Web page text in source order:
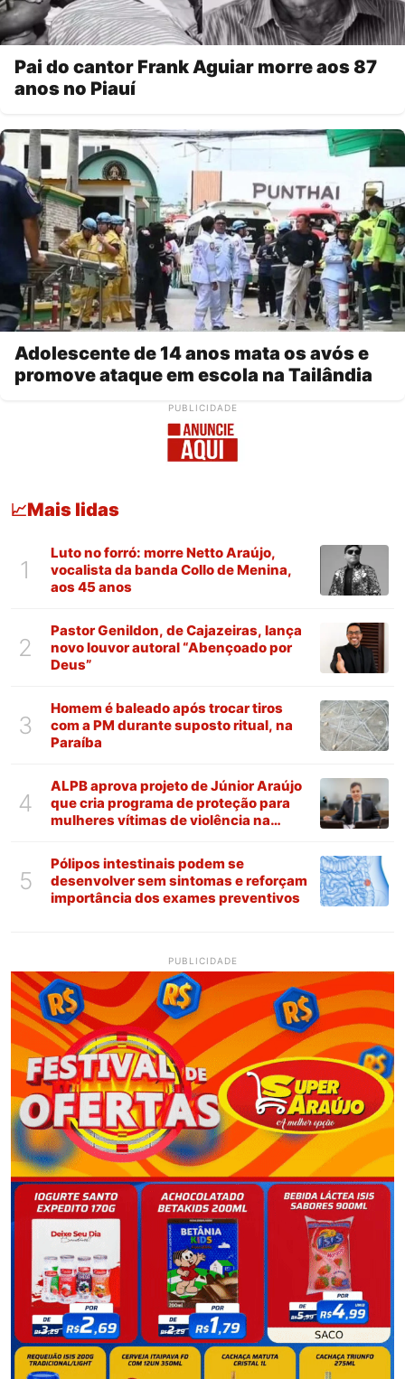
Pai do cantor Frank Aguiar morre aos 87
anos no Piauí
Adolescente de 14 anos mata os avós e
promove ataque em escola na Tailândia
PUBLICIDADE
📈Mais lidas
1
Luto no forró: morre Netto Araújo,
vocalista da banda Collo de Menina,
aos 45 anos
2
Pastor Genildon, de Cajazeiras, lança
novo louvor autoral “Abençoado por
Deus”
3
Homem é baleado após trocar tiros
com a PM durante suposto ritual, na
Paraíba
4
ALPB aprova projeto de Júnior Araújo
que cria programa de proteção para
mulheres vítimas de violência na
5
Pólipos intestinais podem se
desenvolver sem sintomas e reforçam
importância dos exames preventivos
PUBLICIDADE